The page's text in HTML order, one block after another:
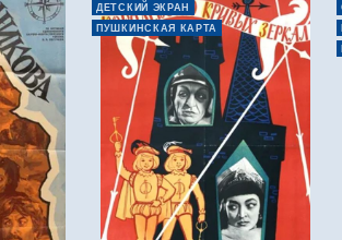
ДЕТСКИЙ ЭКРАН
ПУШКИНСКАЯ КАРТА